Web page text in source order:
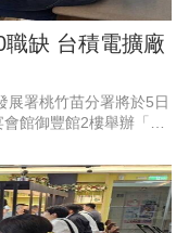
缺 台積電擴廠
展署桃竹苗分署將於5日
館御豐館2樓舉辦「新